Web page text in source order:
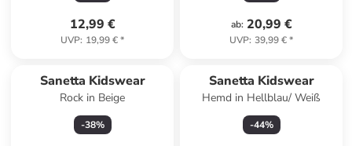
12,99 €
UVP: 19,99 €*
ab: 20,99 €
UVP: 39,99 €*
Sanetta Kidswear
Rock in Beige
-38%
Sanetta Kidswear
Hemd in Hellblau/ Weiß
-44%